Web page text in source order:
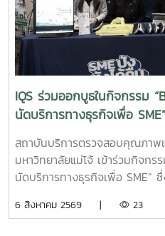
IQS ร่วมออกบูธในกิจกรรม
นัดบริการทางธุรกิจเพื่อ
สถาบันบริการตรวจสอบคุณภาพ
มหาวิทยาลัยแม่โจ้ เข้าร่วมกิจก
นัดบริการทางธุรกิจเพื่อ SME”
ข่ายผู้ให้บริการโครงการส่งเสริม
6 สิงหาคม 2569 | 23